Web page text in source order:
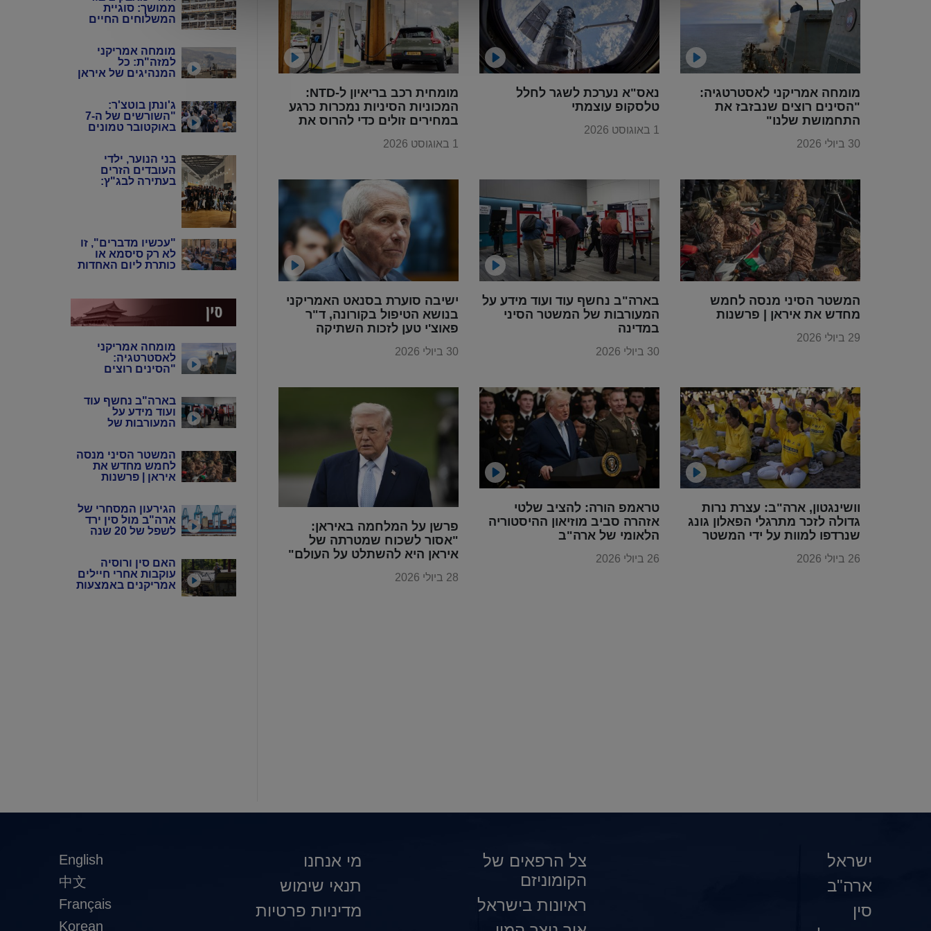
סוף במקום
ממושך: סוגיית
המשלוחים החיים
מומחה אמריקני
למזה"ת: כל
המנהיגים של איראן
ג'ונתן בוטצ'ר:
"השורשים של ה-7
באוקטובר טמונים
ובתיאורטיקנים
האלה שניסו להחיות
מחדש את
בני הנוער, ילדי
העובדים הזרים
בעתירה לבג"ץ:
"עכשיו מדברים", זו
לא רק סיסמא או
כותרת ליום האחדות
מומחה אמריקני
לאסטרטגיה:
"הסינים רוצים
בארה"ב נחשף עוד
ועוד מידע על
המעורבות של
המשטר הסיני מנסה
לחמש מחדש את
איראן | פרשנות
הגירעון המסחרי של
ארה"ב מול סין ירד
לשפל של 20 שנה
האם סין ורוסיה
עוקבות אחרי חיילים
אמריקנים באמצעות
מומחית רכב בריאיון ל-NTD:
המכוניות הסיניות נמכרות כרגע
במחירים זולים כדי להרוס את
בדומה למה שקרה עם מוצרי
1 באוגוסט 2026
נאס"א נערכת לשגר לחלל
טלסקופ עוצמתי
1 באוגוסט 2026
מומחה אמריקני לאסטרטגיה:
"הסינים רוצים שנבזבז את
התחמושת שלנו"
30 ביולי 2026
ישיבה סוערת בסנאט האמריקני
בנושא הטיפול בקורונה, ד"ר
פאוצ'י טען לזכות השתיקה
30 ביולי 2026
בארה"ב נחשף עוד ועוד מידע על
המעורבות של המשטר הסיני
במדינה
30 ביולי 2026
המשטר הסיני מנסה לחמש
מחדש את איראן | פרשנות
29 ביולי 2026
פרשן על המלחמה באיראן:
"אסור לשכוח שמטרתה של
איראן היא להשתלט על העולם"
28 ביולי 2026
טראמפ הורה: להציב שלטי
אזהרה סביב מוזיאון ההיסטוריה
הלאומי של ארה"ב
26 ביולי 2026
וושינגטון, ארה"ב: עצרת נרות
גדולה לזכר מתרגלי הפאלון גונג
שנרדפו למוות על ידי המשטר
26 ביולי 2026
English
中文
Français
Korean
מי אנחנו
תנאי שימוש
מדיניות פרטיות
צל הרפאים של
הקומוניזם
ראיונות בישראל
ישראל
ארה"ב
סין